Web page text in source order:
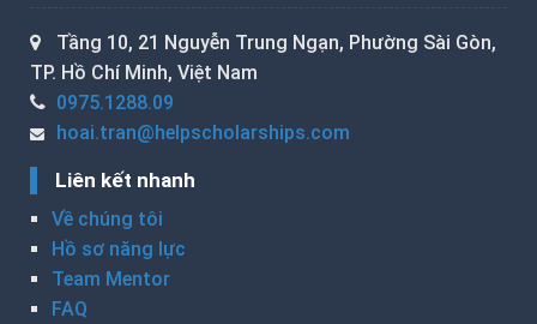
Tầng 10, 21 Nguyễn Trung Ngạn, Phường Sài Gòn,
TP. Hồ Chí Minh, Việt Nam
0975.1288.09
hoai.tran@helpscholarships.com
Liên kết nhanh
Về chúng tôi
Hồ sơ năng lực
Team Mentor
FAQ